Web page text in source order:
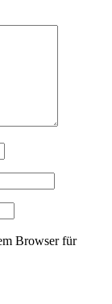
Browser für